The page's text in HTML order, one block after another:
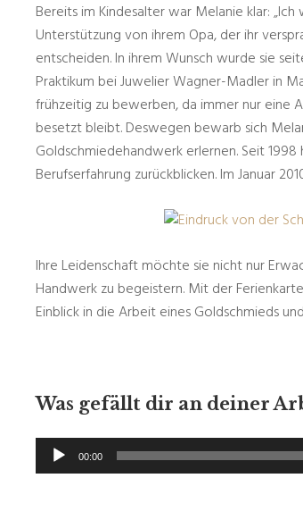
Bereits im Kindesalter war Melanie klar:
Unterstützung von ihrem Opa, der ihr
entscheiden. In ihrem Wunsch wurde sie
Praktikum bei Juwelier Wagner-Madler in
frühzeitig zu bewerben, da immer nur eine
besetzt bleibt. Deswegen bewarb sich
Goldschmiedehandwerk erlernen. Seit
Berufserfahrung zurückblicken. Im Januar
Ihre Leidenschaft möchte sie nicht nur
Handwerk zu begeistern. Mit der
Einblick in die Arbeit eines Goldschmieds
Was gefällt dir an deiner
Audio-
Player
00:00